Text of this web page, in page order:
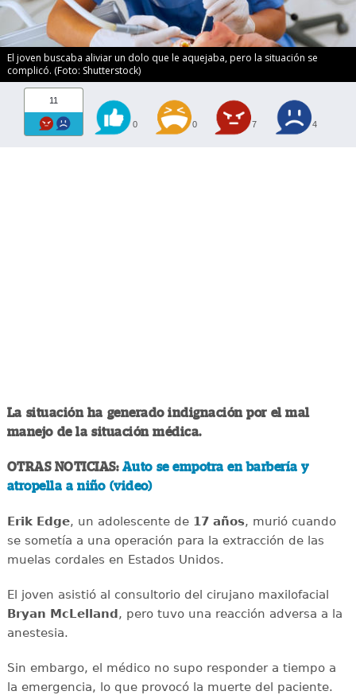
El joven buscaba aliviar un dolo que le aquejaba, pero la situación se
complicó. (Foto: Shutterstock)
11
0 0 7 4
La situación ha generado indignación por el mal
manejo de la situación médica.
OTRAS NOTICIAS: Auto se empotra en barbería y
atropella a niño (video)
Erik Edge, un adolescente de17 años, murió cuando
se sometía a una operación para la extracción de las
muelas cordales en Estados Unidos.
El joven asistió al consultorio del cirujano maxilofacial
Bryan McLelland, pero tuvo una reacción adversa a la
anestesia.
Sin embargo, el médico no supo responder a tiempo a
la emergencia, lo que provocó la muerte del paciente.